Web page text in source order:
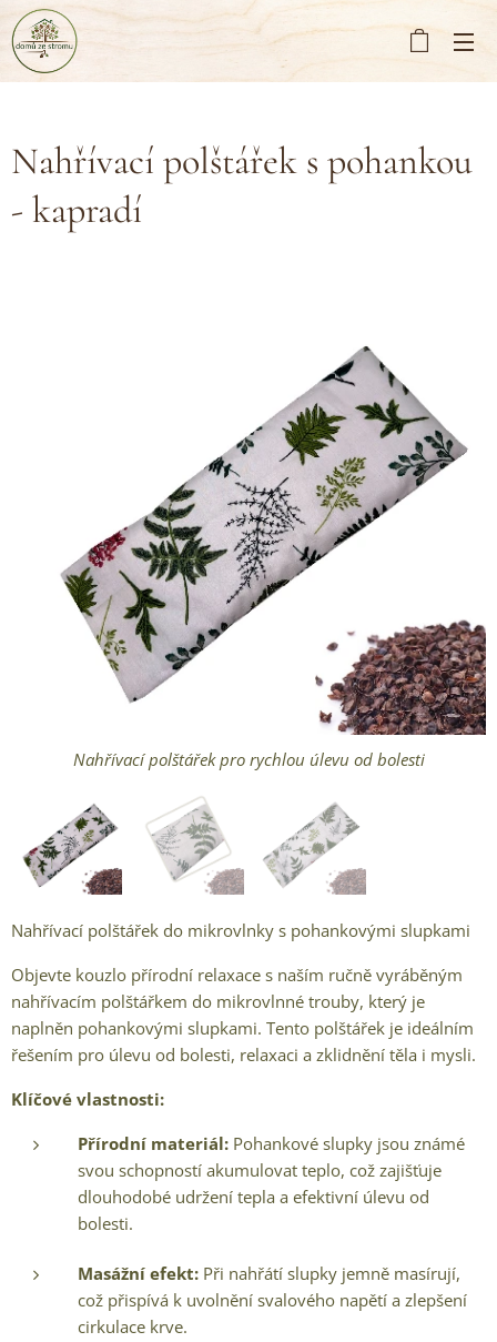
Nahřívací polštářek s pohankou
- kapradí
Nahřívací polštářek pro rychlou úlevu od bolesti
Nahřívací polštářek kapradí detail
Nahřívací polštářek zadní strana
Nahřívací polštářek do mikrovlnky s pohankovými slupkami
Objevte kouzlo přírodní relaxace s naším ručně vyráběným
nahřívacím polštářkem do mikrovlnné trouby, který je
naplněn pohankovými slupkami. Tento polštářek je ideálním
řešením pro úlevu od bolesti, relaxaci a zklidnění těla i mysli.
Klíčové vlastnosti:
Přírodní materiál: Pohankové slupky jsou známé
svou schopností akumulovat teplo, což zajišťuje
dlouhodobé udržení tepla a efektivní úlevu od
bolesti.
Masážní efekt: Při nahřátí slupky jemně masírují,
což přispívá k uvolnění svalového napětí a zlepšení
cirkulace krve.